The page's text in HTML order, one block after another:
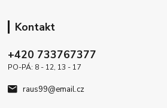
Kontakt
+420 733767377
PO-PÁ: 8 - 12, 13 - 17
raus99@email.cz